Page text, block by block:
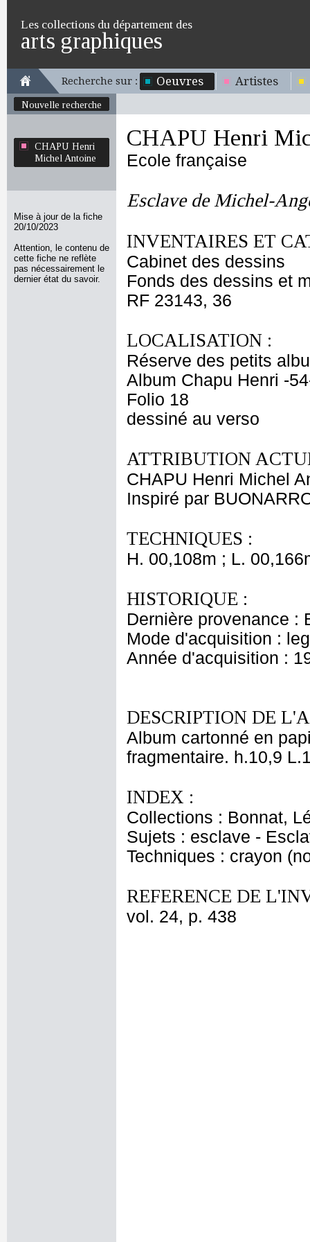
Les collections du département des
arts graphiques
Recherche sur : Oeuvres Artistes
Nouvelle recherche
CHAPU Henri
Michel Antoine
Mise à jour de la fiche
20/10/2023
Attention, le contenu de
cette fiche ne reflète
pas nécessairement le
dernier état du savoir.
CHAPU Henri
Ecole française
Esclave de Michel-
INVENTAIRES ET
Cabinet des dessins
Fonds des dessins et
RF 23143, 36
LOCALISATION :
Réserve des petits
Album Chapu Henri -
Folio 18
dessiné au verso
ATTRIBUTION
CHAPU Henri Michel
Inspiré par
TECHNIQUES :
H. 00,108m ; L.
HISTORIQUE :
Dernière provenance :
Mode d'acquisition :
Année d'acquisition :
DESCRIPTION DE
Album cartonné en
fragmentaire. h.10,9
INDEX :
Collections : Bonnat,
Sujets : esclave -
Techniques : crayon
REFERENCE DE
vol. 24, p. 438